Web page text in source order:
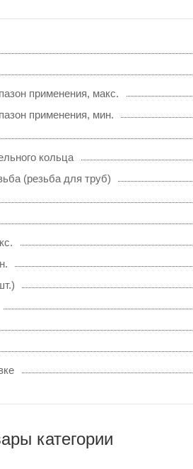
применения, макс.
применения, мин.
кольца
(резьба для труб)
категории